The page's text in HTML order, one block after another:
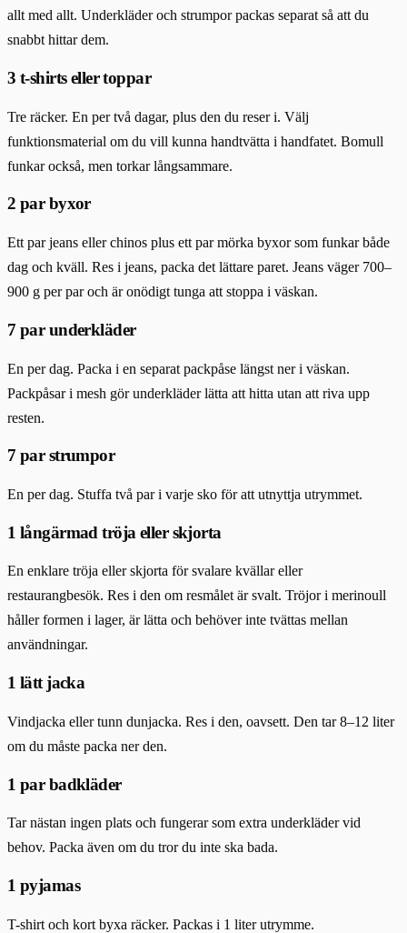
allt med allt. Underkläder och strumpor packas separat så att du
snabbt hittar dem.
3 t-shirts eller toppar
Tre räcker. En per två dagar, plus den du reser i. Välj
funktionsmaterial om du vill kunna handtvätta i handfatet. Bomull
funkar också, men torkar långsammare.
2 par byxor
Ett par jeans eller chinos plus ett par mörka byxor som funkar både
dag och kväll. Res i jeans, packa det lättare paret. Jeans väger 700–
900 g per par och är onödigt tunga att stoppa i väskan.
7 par underkläder
En per dag. Packa i en separat packpåse längst ner i väskan.
Packpåsar i mesh gör underkläder lätta att hitta utan att riva upp
resten.
7 par strumpor
En per dag. Stuffa två par i varje sko för att utnyttja utrymmet.
1 långärmad tröja eller skjorta
En enklare tröja eller skjorta för svalare kvällar eller
restaurangbesök. Res i den om resmålet är svalt. Tröjor i merinoull
håller formen i lager, är lätta och behöver inte tvättas mellan
användningar.
1 lätt jacka
Vindjacka eller tunn dunjacka. Res i den, oavsett. Den tar 8–12 liter
om du måste packa ner den.
1 par badkläder
Tar nästan ingen plats och fungerar som extra underkläder vid
behov. Packa även om du tror du inte ska bada.
1 pyjamas
T-shirt och kort byxa räcker. Packas i 1 liter utrymme.